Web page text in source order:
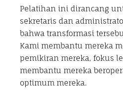
Pelatihan ini dirancang
sekretaris dan
bahwa transformasi
Kami membantu mereka
pemikiran mereka, fokus
membantu mereka
optimum mereka.